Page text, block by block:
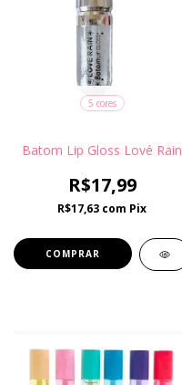
5 cores
Batom Lip Gloss Lové Rain
R$17,99
R$17,63 com Pix
COMPRAR